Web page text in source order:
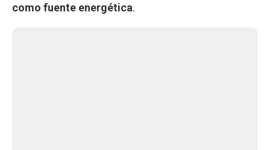
como fuente energética.